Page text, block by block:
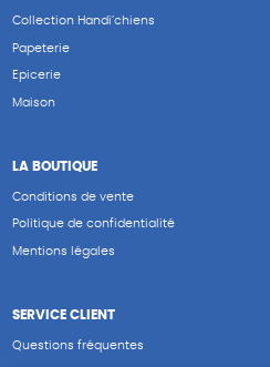
Collection Handi’chiens
Papeterie
Epicerie
Maison
LA BOUTIQUE
Conditions de vente
Politique de confidentialité
Mentions légales
SERVICE CLIENT
Questions fréquentes